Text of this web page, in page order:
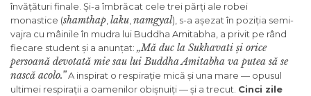
învățături finale. Și-a îmbrăcat cele trei părți ale robei
monastice (shamthap,laku,namgyal), s-a așezat în poziția semi-
vajra cu mâinile în mudra lui Buddha Amitabha, a privit pe rând
fiecare student și a anunțat: „Mă duc la Sukhavati și orice
persoană devotată mie sau lui Buddha Amitabha va putea să se
nască acolo.”A inspirat o respirație mică și una mare — opusul
ultimei respirații a oamenilor obișnuiți — și a trecut. Cinci zile